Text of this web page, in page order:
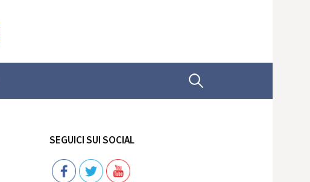
Ricerca
SEGUICI SUI SOCIAL
Follow